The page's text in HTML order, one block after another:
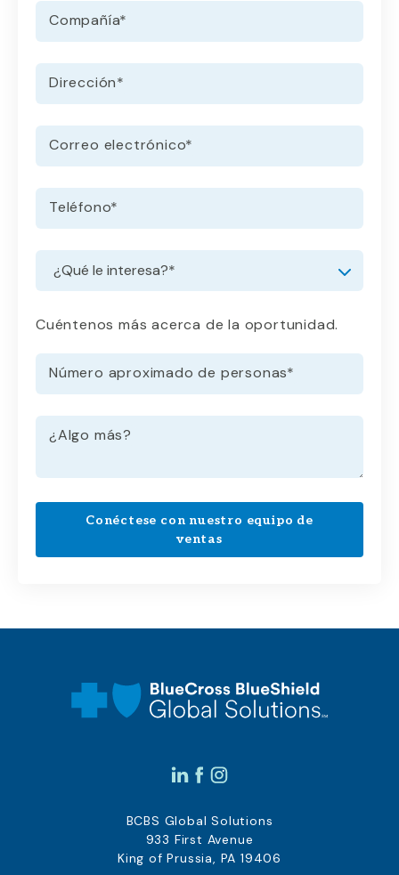
Solicitar información
Compañía*
Dirección*
Correo electrónico*
Teléfono*
Menú desplegable
Cuéntenos más acerca de la oportunidad.
Número aproximado de personas*
¿Algo más?
Conéctese con nuestro equipo de
ventas
BCBS Global Solutions
933 First Avenue
King of Prussia, PA 19406